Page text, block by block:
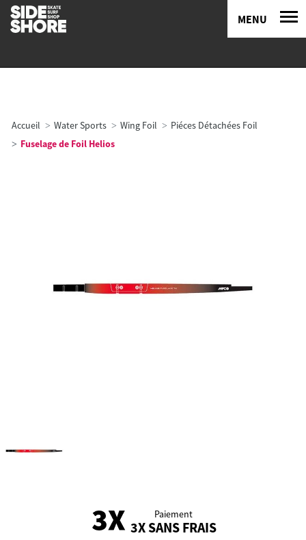
MENU
Accueil Water Sports Wing Foil
Piéces Détachées Foil
Fuselage de Foil Helios
Paiement
3X SANS FRAIS